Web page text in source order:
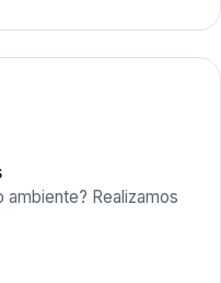
Realizamos